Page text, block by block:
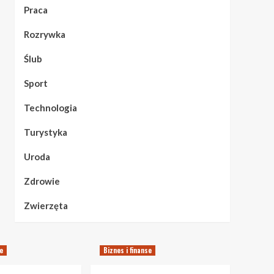
Praca
Rozrywka
Ślub
Sport
Technologia
Turystyka
Uroda
Zdrowie
Zwierzęta
Biznes i finanse